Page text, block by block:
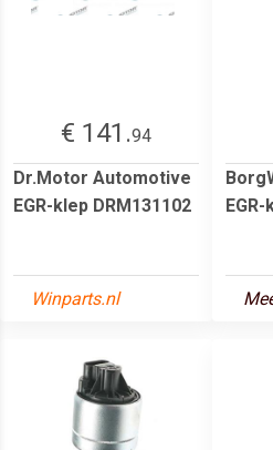
€ 141.94
Dr.Motor Automotive
EGR-klep DRM131102
Winparts.nl